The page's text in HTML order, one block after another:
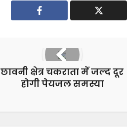
छावनी क्षेत्र चकराता में जल्द दूर
होगी पेयजल समस्या